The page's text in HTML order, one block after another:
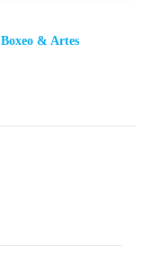
Boxeo & Artes